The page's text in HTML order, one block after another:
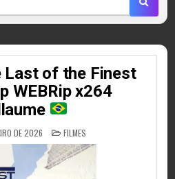
Last of the Finest
WEBRip x264
DE 2026 POSTED
IN
FILMES